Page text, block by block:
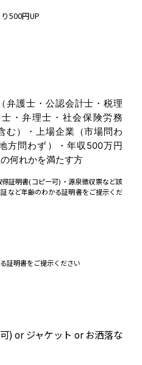
500円UP
弁護士・公認会計士・税理
・弁理士・社会保険労務
む）・上場企業（市場問わ
方問わず）・年収500万円
何れかを満たす方
証明書(コピー可)・源泉徴収票など該
など年齢のわかる証明書をご提示くだ
証明書をご提示ください
) or ジャケット or お洒落な